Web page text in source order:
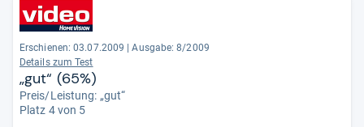
Erschienen: 03.07.2009
Ausgabe: 8/2009
Details zum Test
„gut“ (65%)
Preis/Leistung: „gut“
Platz 4 von 5